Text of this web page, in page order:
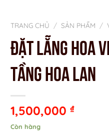
TRANG CHỦ / SẢN PHẨM /
ĐẶT LẴNG HOA
TẦNG HOA LAN
1,500,000 ₫
Còn hàng